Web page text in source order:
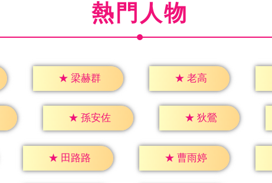
熱門人物
★ 梁赫群 ★ 老高
★ 孫安佐 ★ 狄鶯
★ 田路路 ★ 曹雨婷